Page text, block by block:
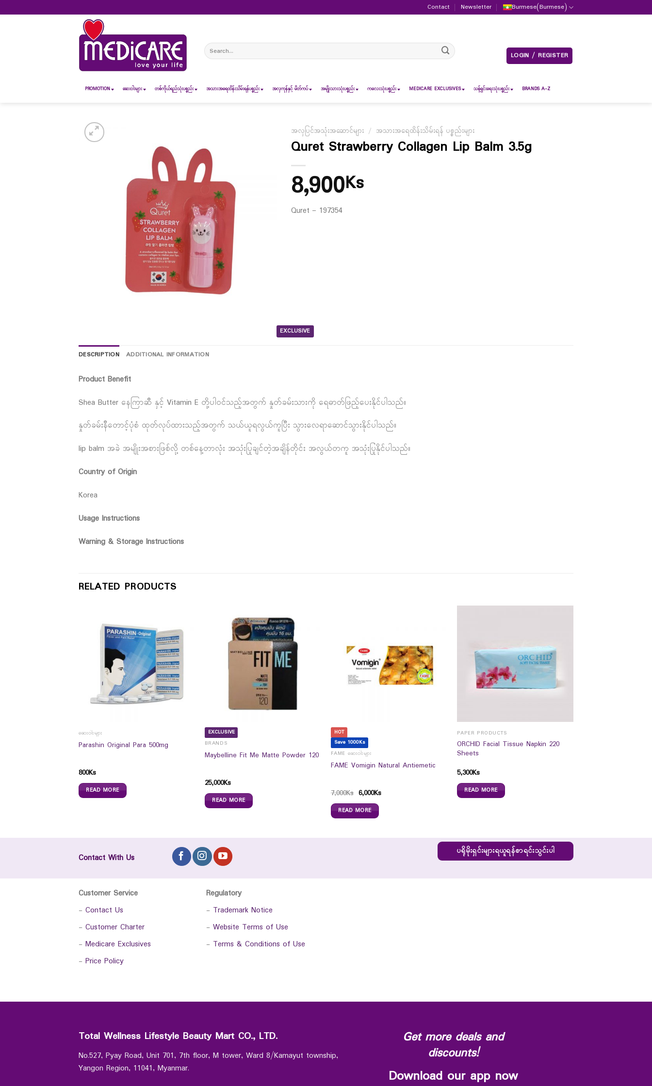
to
Contact Newsletter Burmese(Burmese)
Search
for:
LOGIN / REGISTER
PROMOTION ဆေး၀ါးများ တစ်ကိုယ်ရည်သုံးပစ္စည်း အသားအရေထိန်းသိမ်းရန်ပစ္စည်း အလှကုန်နှင့် မိတ်ကပ် အမျိုးသားသုံးပစ္စည်း ကလေးသုံးပစ္စည်း MEDICARE EXCLUSIVES သန့်ရှင်းရေးသုံးပစ္စည်း BRANDS A-Z
EXCLUSIVE
အလှပြင်အသုံးအဆောင်များ / အသားအရေထိန်းသိမ်းရန် ပစ္စည်းများ
Quret Strawberry Collagen Lip Balm 3.5g
8,900Ks
Quret – 197354
DESCRIPTION ADDITIONAL INFORMATION
Product Benefit
Shea Butter နေကြာဆီ နှင့် Vitamin E တို့ပါဝင်သည့်အတွက် နှုတ်ခမ်းသားကို ရေဓာတ်ဖြည့်ပေးနိုင်ပါသည်။
နှုတ်ခမ်းနီတောင့်ပုံစံ ထုတ်လုပ်ထားသည့်အတွက် သယ်ယူရလွယ်ကူပြီး သွားလေရာဆောင်သွားနိုင်ပါသည်။
lip balm အခဲ အမျိုးအစားဖြစ်လို့ တစ်နေ့တာလုံး အသုံးပြုချင်တဲ့အချိန်တိုင်း အလွယ်တကူ အသုံးပြုနိုင်ပါသည်။
Country of Origin
Korea
Usage Instructions
Warning & Storage Instructions
RELATED PRODUCTS
ဆေးဝါးများ
Parashin Original Para 500mg
800Ks
READ MORE
EXCLUSIVE
BRANDS
Maybelline Fit Me Matte Powder 120
25,000Ks
READ MORE
HOT
Save 1000Ks
FAME ဆေးဝါးများ
FAME Vomigin Natural Antiemetic
7,000Ks 6,000Ks
READ MORE
PAPER PRODUCTS
ORCHID Facial Tissue Napkin 220
Sheets
5,300Ks
READ MORE
Contact With Us
ပရိုမိုးရှင်းများရယူရန်စာရင်းသွင်းပါ
Customer Service
- Contact Us
- Customer Charter
- Medicare Exclusives
- Price Policy
Regulatory
- Trademark Notice
- Website Terms of Use
- Terms & Conditions of Use
Total Wellness Lifestyle Beauty Mart CO., LTD.
No.527, Pyay Road, Unit 701, 7th floor, M tower, Ward 8/Kamayut township,
Yangon Region, 11041, Myanmar.
Get more deals and
discounts!
Download our app now